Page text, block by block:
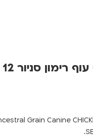
Grain Canine